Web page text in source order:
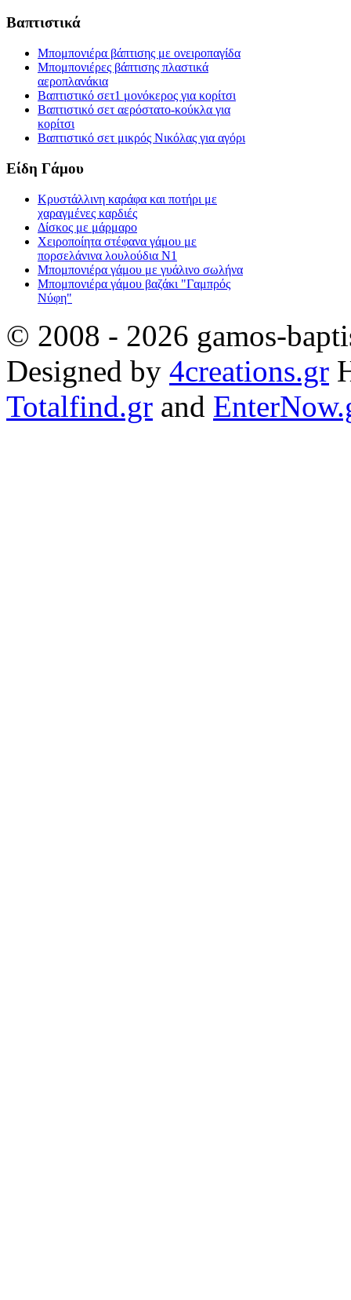
Βαπτιστικά
Μπομπονιέρα βάπτισης με ονειροπαγίδα
Μπομπονιέρες βάπτισης πλαστικά
αεροπλανάκια
Βαπτιστικό σετ1 μονόκερος για κορίτσι
Βαπτιστικό σετ αερόστατο-κούκλα για
κορίτσι
Βαπτιστικό σετ μικρός Νικόλας για αγόρι
Είδη Γάμου
Κρυστάλλινη καράφα και ποτήρι με
χαραγμένες καρδιές
Δίσκος με μάρμαρο
Χειροποίητα στέφανα γάμου με
πορσελάνινα λουλούδια Ν1
Μπομπονιέρα γάμου με γυάλινο σωλήνα
Μπομπονιέρα γάμου βαζάκι "Γαμπρός
Νύφη"
© 2008 - 2026 gamos-
Designed by 4creations.gr
Totalfind.gr and